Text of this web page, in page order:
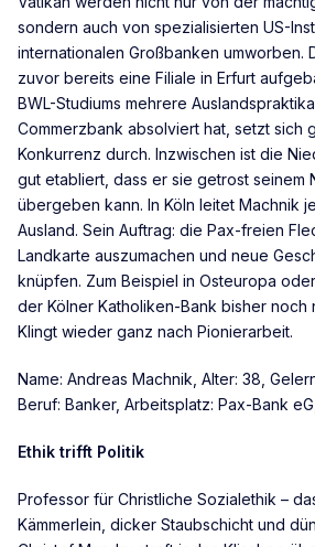
sondern auch von spezialisierten US-
internationalen Großbanken umworben.
zuvor bereits eine Filiale in Erfurt
BWL-Studiums mehrere
Commerzbank absolviert hat, setzt sich
Konkurrenz durch. Inzwischen ist die
gut etabliert, dass er sie getrost seinem
übergeben kann. In Köln leitet Machnik
Ausland. Sein Auftrag: die Pax-freien
Landkarte auszumachen und neue
knüpfen. Zum Beispiel in Osteuropa
der Kölner Katholiken-Bank bisher noch
Klingt wieder ganz nach Pionierarbeit.
Name: Andreas Machnik, Alter: 38,
Beruf: Banker, Arbeitsplatz: Pax-Bank
Ethik trifft Politik
Professor für Christliche Sozialethik –
Kämmerlein, dicker Staubschicht und